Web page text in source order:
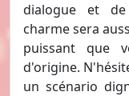
dialogue et
charme sera
puissant que
d'origine.
un scénario